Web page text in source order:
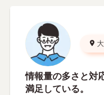
情報量の多さと対
満足している。